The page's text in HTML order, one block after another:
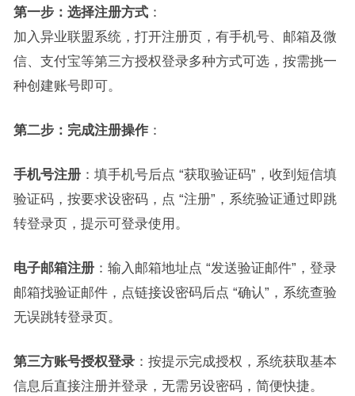
第一步：选择注册方式：
加入异业联盟系统，打开注册页，有手机号、邮箱及微
信、支付宝等第三方授权登录多种方式可选，按需挑一
种创建账号即可。
第二步：完成注册操作：
手机号注册：填手机号后点 “获取验证码”，收到短信填
验证码，按要求设密码，点 “注册”，系统验证通过即跳
转登录页，提示可登录使用。
电子邮箱注册：输入邮箱地址点 “发送验证邮件”，登录
邮箱找验证邮件，点链接设密码后点 “确认”，系统查验
无误跳转登录页。
第三方账号授权登录：按提示完成授权，系统获取基本
信息后直接注册并登录，无需另设密码，简便快捷。